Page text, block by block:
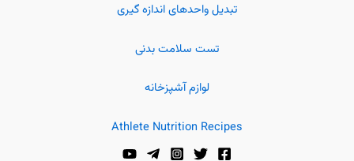
تبدیل واحدهای اندازه گیری
تست سلامت بدنی
لوازم آشپزخانه
Athlete Nutrition Recipes